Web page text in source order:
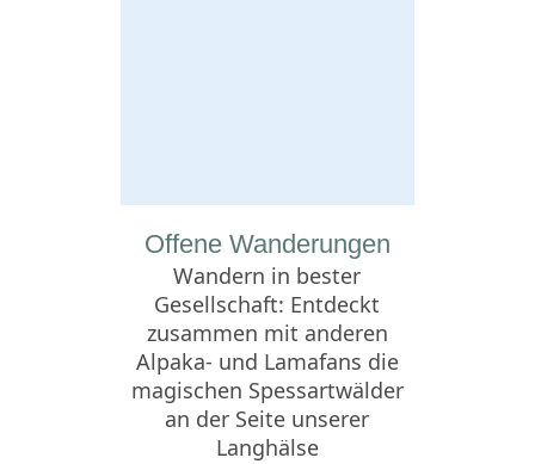
Offene Wanderungen
Wandern in bester
Gesellschaft: Entdeckt
zusammen mit anderen
Alpaka- und Lamafans die
magischen Spessartwälder
an der Seite unserer
Langhälse